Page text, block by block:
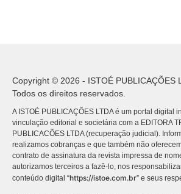
Copyright © 2026 - ISTOÉ PUBLICAÇÕES
Todos os direitos reservados.
A ISTOÉ PUBLICAÇÕES LTDA é um portal digital
vinculação editorial e societária com a EDITORA
PUBLICACÕES LTDA (recuperação judicial).
realizamos cobranças e que também não
contrato de assinatura da revista impressa de
autorizamos terceiros a fazê-lo, nos
conteúdo digital “https://istoe.com.br” e seus